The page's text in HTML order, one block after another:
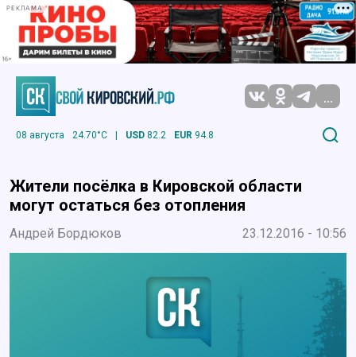
РЕКЛАМА
...
08 августа 24.70°C | USD 82.2 EUR 94.8
Жители посёлка в Кировской области
могут остаться без отопления
Андрей Бордюков 23.12.2016 - 10:56